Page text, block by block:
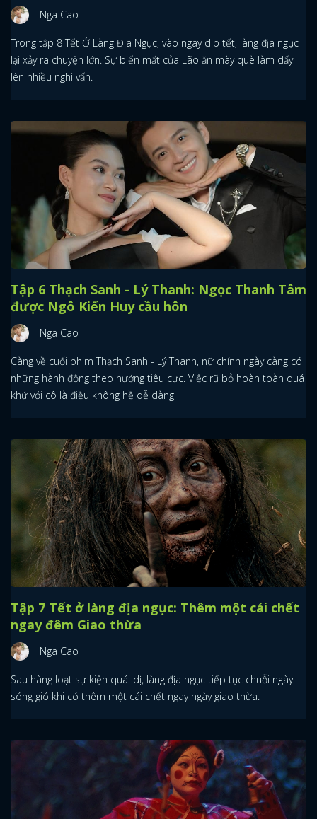
Nga Cao
Trong tập 8 Tết Ở Làng Địa Ngục, vào ngay dịp tết, làng địa ngục
lại xảy ra chuyện lớn. Sự biến mất của Lão ăn mày què làm dấy
lên nhiều nghi vấn.
Tập 6 Thạch Sanh - Lý Thanh: Ngọc Thanh Tâm
được Ngô Kiến Huy cầu hôn
Nga Cao
Càng về cuối phim Thạch Sanh - Lý Thanh, nữ chính ngày càng có
những hành động theo hướng tiêu cực. Việc rũ bỏ hoàn toàn quá
khứ với cô là điều không hề dễ dàng
Tập 7 Tết ở làng địa ngục: Thêm một cái chết
ngay đêm Giao thừa
Nga Cao
Sau hàng loạt sự kiện quái dị, làng địa ngục tiếp tục chuỗi ngày
sóng gió khi có thêm một cái chết ngay ngày giao thừa.